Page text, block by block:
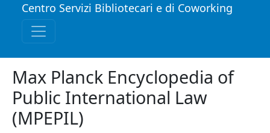
Centro Servizi Bibliotecari e di Coworking
Max Planck Encyclopedia of
Public International Law
(MPEPIL)